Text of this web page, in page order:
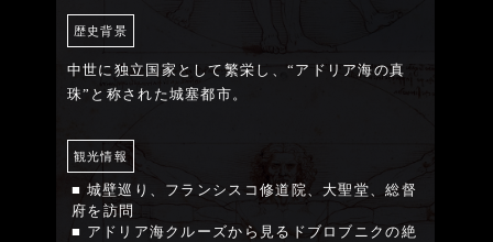
歴史背景
中世に独立国家として繁栄し、“アドリア海の真
珠”と称された城塞都市。
観光情報
■ 城壁巡り、フランシスコ修道院、大聖堂、総督
府を訪問
■ アドリア海クルーズから見るドブロブニクの絶